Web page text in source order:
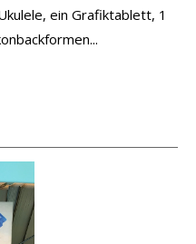
ein Grafiktablett, 1